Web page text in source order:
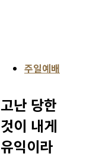
주일예배
고난 당한
것이 내게
유익이라